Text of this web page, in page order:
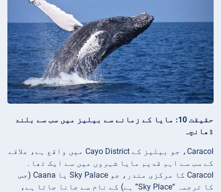
حقیقت 10: مایا کے زمانے سے بیلیز میں سب سے بلند
ڈھانچہ
Caracol، جو بیلیز کے Cayo District میں واقع ہے، علاقے
کے سب سے اہم قدیم مایا شہروں میں سے ایک تھا۔
Caracol کا مرکزی مندر، جو Sky Palace یا Caana (جس
کا ترجمہ “Sky Place” ہے) کے نام سے جانا جاتا ہے،